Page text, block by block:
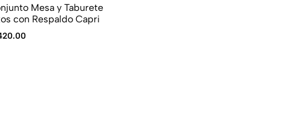
Mesa y Taburete
con Respaldo Capri